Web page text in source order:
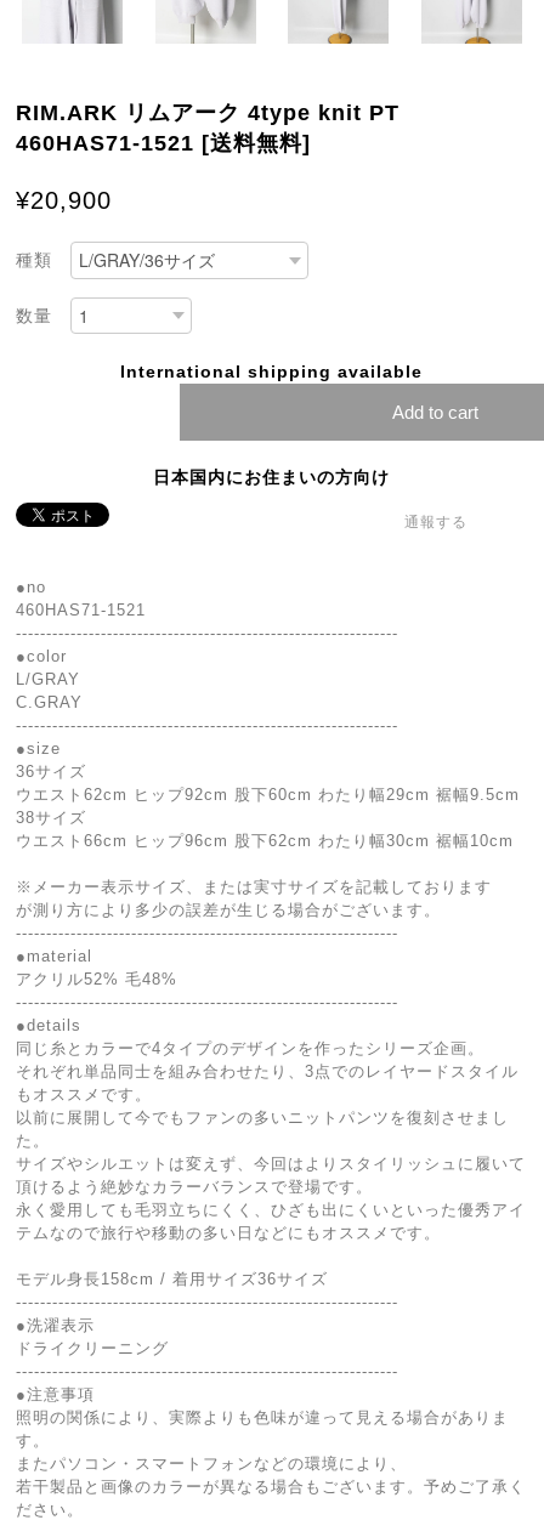
RIM.ARK リムアーク 4type knit PT
460HAS71-1521 [送料無料]
¥20,900
種類
数量
International shipping available
Add to cart
日本国内にお住まいの方向け
通報する
●no
460HAS71-1521
---------------------------------------------------------------
●color
L/GRAY
C.GRAY
---------------------------------------------------------------
●size
36サイズ
ウエスト62cm ヒップ92cm 股下60cm わたり幅29cm 裾幅9.5cm
38サイズ
ウエスト66cm ヒップ96cm 股下62cm わたり幅30cm 裾幅10cm
※メーカー表示サイズ、または実寸サイズを記載しております
が測り方により多少の誤差が生じる場合がございます。
---------------------------------------------------------------
●material
アクリル52% 毛48%
---------------------------------------------------------------
●details
同じ糸とカラーで4タイプのデザインを作ったシリーズ企画。
それぞれ単品同士を組み合わせたり、3点でのレイヤードスタイル
もオススメです。
以前に展開して今でもファンの多いニットパンツを復刻させまし
た。
サイズやシルエットは変えず、今回はよりスタイリッシュに履いて
頂けるよう絶妙なカラーバランスで登場です。
永く愛用しても毛羽立ちにくく、ひざも出にくいといった優秀アイ
テムなので旅行や移動の多い日などにもオススメです。
モデル身長158cm / 着用サイズ36サイズ
---------------------------------------------------------------
●洗濯表示
ドライクリーニング
---------------------------------------------------------------
●注意事項
照明の関係により、実際よりも色味が違って見える場合がありま
す。
またパソコン・スマートフォンなどの環境により、
若干製品と画像のカラーが異なる場合もございます。予めご了承く
ださい。